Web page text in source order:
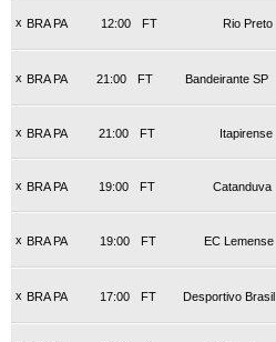
x BRA PA FT
12:00 Rio Preto
x BRA PA FT
21:00 Bandeirante SP
x BRA PA FT
21:00 Itapirense
x BRA PA FT
19:00 Catanduva
x BRA PA FT
19:00 EC Lemense
x BRA PA FT
17:00 Desportivo Brasil